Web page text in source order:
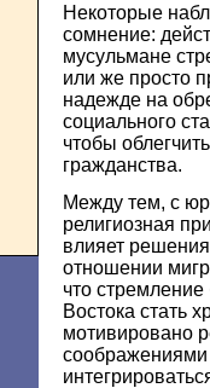
Некоторые
сомнение:
мусульмане
или же просто
надежде на
социального
чтобы
гражданства.
Между тем, с
религиозная
влияет
отношении
что
Востока стать
мотивировано